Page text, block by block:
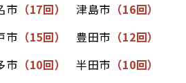
市 （17回） 津島市 （16回）
市 （15回） 豊田市 （12回）
市 （10回） 半田市 （10回）